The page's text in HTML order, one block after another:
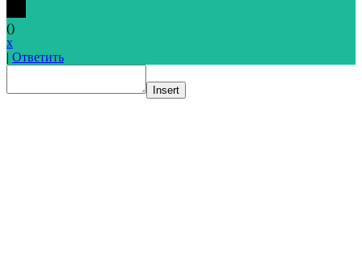
()
x
| Ответить
Insert